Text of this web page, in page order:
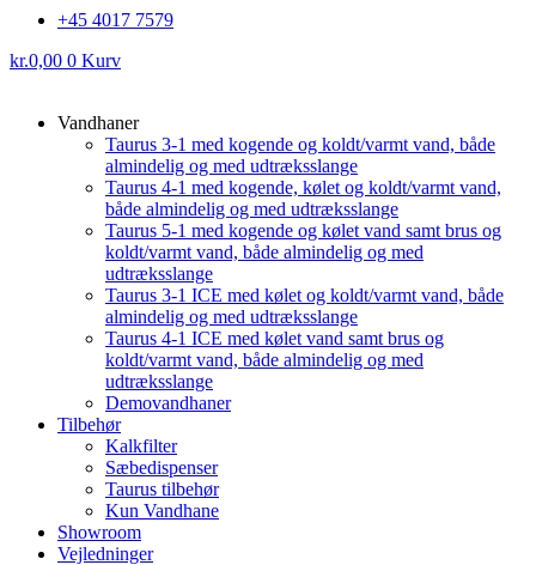
+45 4017 7579
kr.0,00 0 Kurv
Vandhaner
Taurus 3-1 med kogende og koldt/varmt vand, både
almindelig og med udtræksslange
Taurus 4-1 med kogende, kølet og koldt/varmt vand,
både almindelig og med udtræksslange
Taurus 5-1 med kogende og kølet vand samt brus og
koldt/varmt vand, både almindelig og med
udtræksslange
Taurus 3-1 ICE med kølet og koldt/varmt vand, både
almindelig og med udtræksslange
Taurus 4-1 ICE med kølet vand samt brus og
koldt/varmt vand, både almindelig og med
udtræksslange
Demovandhaner
Tilbehør
Kalkfilter
Sæbedispenser
Taurus tilbehør
Kun Vandhane
Showroom
Vejledninger